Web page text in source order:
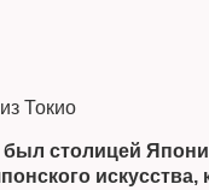
Токио
был столицей
искусства,